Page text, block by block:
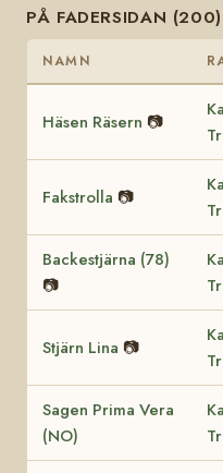
PÅ FADERSIDAN (200)
NAMN
Häsen Räsern 📷
Fakstrolla 📷
Backestjärna (78)
📷
Stjärn Lina 📷
Sagen Prima Vera
(NO)